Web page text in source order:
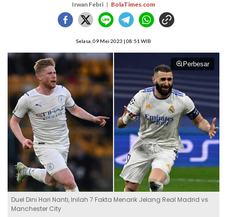
Irwan Febri BolaTimes.com
Selasa, 09 Mei 2023 | 08:51 WIB
Perbesar
Duel Dini Hari Nanti, Inilah 7 Fakta Menarik Jelang Real Madrid vs
Manchester City